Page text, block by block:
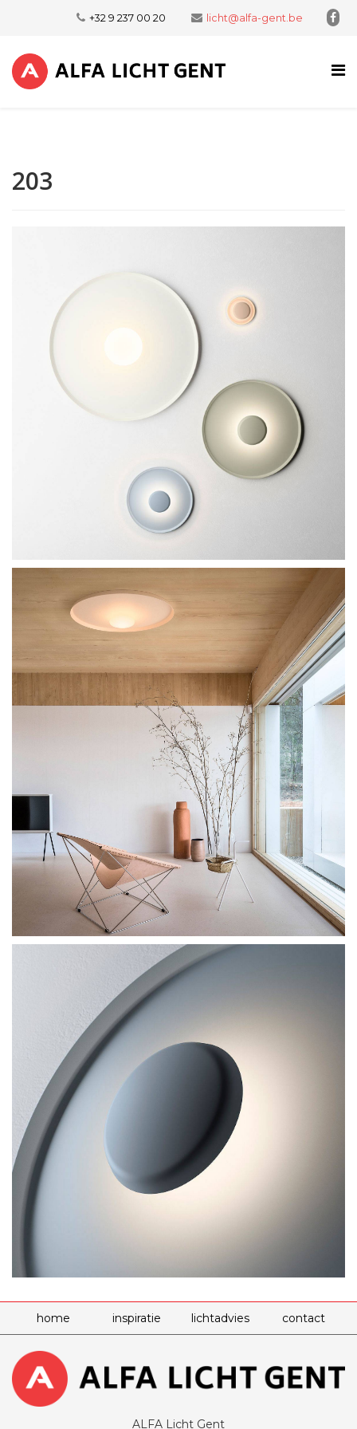
+32 9 237 00 20 licht@alfa-gent.be
203
home inspiratie lichtadvies contact
ALFA Licht Gent